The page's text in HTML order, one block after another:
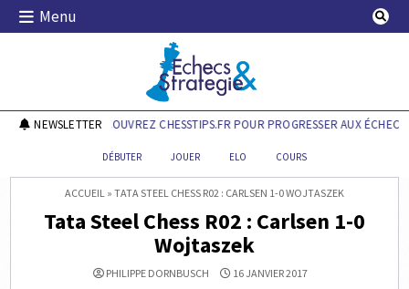
Skip
Menu
Echecs & Stratégie
NEWSLETTERDÉCOUVREZ CHESSTIPS.FR POUR PROGRESSER AUX ÉCHECS !
DÉBUTER JOUER ELO COURS
ACCUEIL » TATA STEEL CHESS R02 : CARLSEN 1-0 WOJTASZEK
Tata Steel Chess R02 : Carlsen 1-0
Wojtaszek
PHILIPPE DORNBUSCH 16 JANVIER 2017